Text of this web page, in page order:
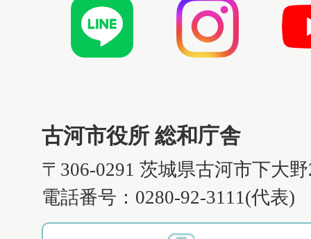
古河市役所 総和庁舎
〒306-0291 茨城県古河市下大
電話番号：0280-92-3111(代表)